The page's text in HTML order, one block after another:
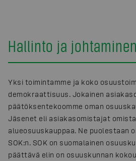
Hallinto ja johtaminen
Yksi toimintamme ja koko
demokraattisuus. Jokainen
päätöksentekoomme oman
Jäsenet eli asiakasomistajat
alueosuuskauppaa. Ne puolestaan
SOK:n. SOK on suomalainen
päättävä elin on osuuskunnan